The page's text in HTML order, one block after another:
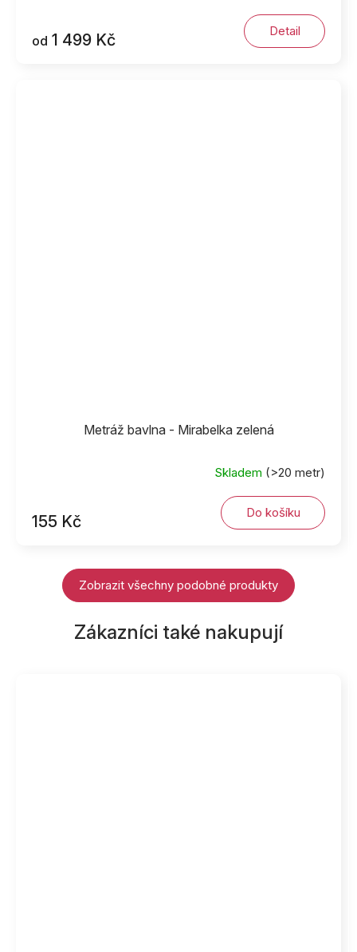
od 1 499 Kč Detail
Metráž bavlna - Mirabelka zelená
Skladem (>20 metr)
155 Kč Do košíku
Zobrazit všechny podobné produkty
Zákazníci také nakupují